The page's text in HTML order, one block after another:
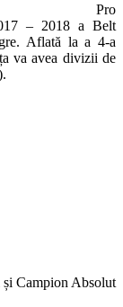
Pro
– 2018 a Belt
Aflată la a 4-a
va avea divizii de
Campion Absolut